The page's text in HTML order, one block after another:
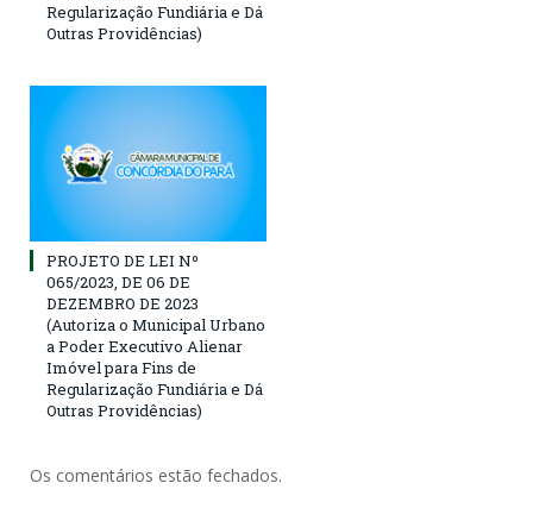
Regularização Fundiária e Dá
Outras Providências)
PROJETO DE LEI Nº
065/2023, DE 06 DE
DEZEMBRO DE 2023
(Autoriza ο Municipal Urbano
a Poder Executivo Alienar
Imóvel para Fins de
Regularização Fundiária e Dá
Outras Providências)
Os comentários estão fechados.